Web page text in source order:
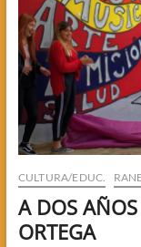
GAUCHO
DE
NOGOYA
CULTURA/EDUC.
A DOS
ORTEGA